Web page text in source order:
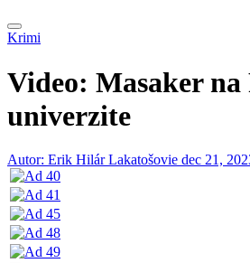
Krimi
Video: Masaker na
univerzite
Autor: Erik Hilár Lakatošovie dec 21,